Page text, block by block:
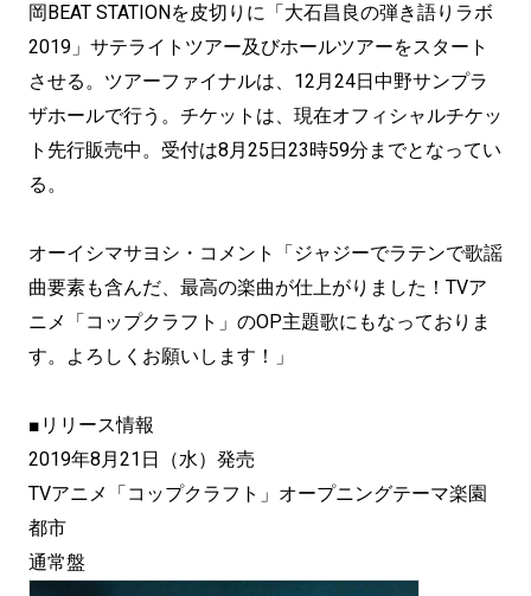
岡BEAT STATIONを皮切りに「大石昌良の弾き語りラボ
2019」サテライトツアー及びホールツアーをスタート
させる。ツアーファイナルは、12月24日中野サンプラ
ザホールで行う。チケットは、現在オフィシャルチケッ
ト先行販売中。受付は8月25日23時59分までとなってい
る。
オーイシマサヨシ・コメント「ジャジーでラテンで歌謡
曲要素も含んだ、最高の楽曲が仕上がりました！TVア
ニメ「コップクラフト」のOP主題歌にもなっておりま
す。よろしくお願いします！」
■リリース情報
2019年8月21日（水）発売
TVアニメ「コップクラフト」オープニングテーマ楽園
都市
通常盤